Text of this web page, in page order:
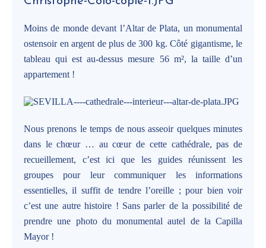
Moins de monde devant l’Altar de Plata, un monumental
ostensoir en argent de plus de 300 kg. Côté gigantisme, le
tableau qui est au-dessus mesure 56 m², la taille d’un
appartement !
Nous prenons le temps de nous asseoir quelques minutes
dans le chœur … au cœur de cette cathédrale, pas de
recueillement, c’est ici que les guides réunissent les
groupes pour leur communiquer les informations
essentielles, il suffit de tendre l’oreille ; pour bien voir
c’est une autre histoire ! Sans parler de la possibilité de
prendre une photo du monumental autel de la Capilla
Mayor !